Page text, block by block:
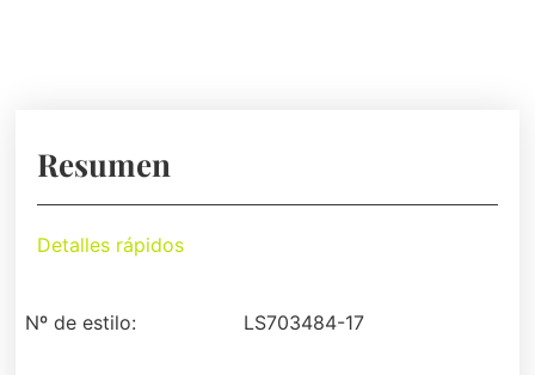
Resumen
Detalles rápidos
Nº de estilo: LS703484-17